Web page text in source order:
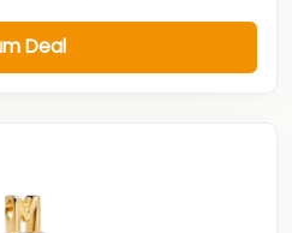
Deal